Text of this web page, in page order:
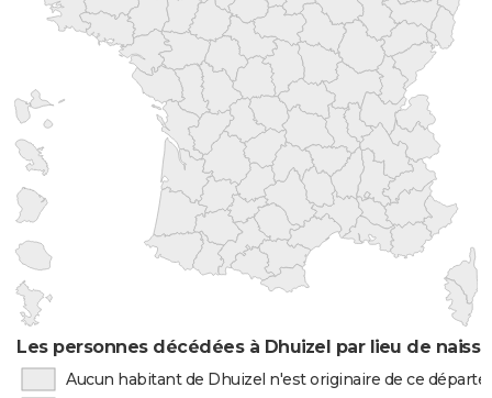
Les personnes décédées à Dhuizel par lieu de
Aucun habitant de Dhuizel n'est originaire de ce